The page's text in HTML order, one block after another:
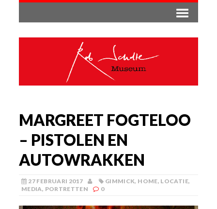
MARGREET FOGTELOO
– PISTOLEN EN
AUTOWRAKKEN
27 FEBRUARI 2017 GIMMICK, HOME, LOCATIE,
MEDIA, PORTRETTEN 0